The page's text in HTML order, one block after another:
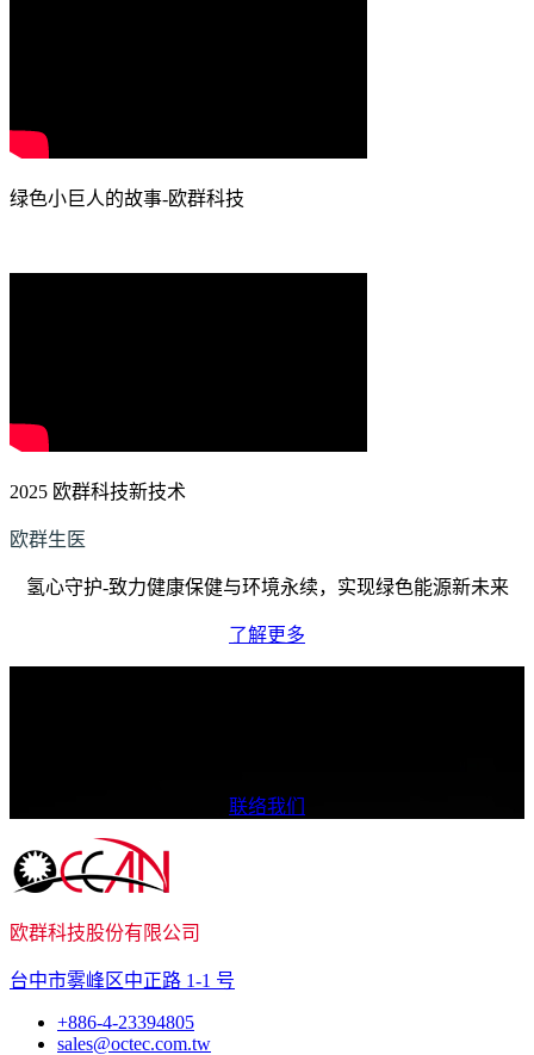
绿色小巨人的故事-欧群科技
2025 欧群科技新技术
欧群生医
氢心守护-致力健康保健与环境永续，实现绿色能源新未来
了解更多
联络我们
欧群科技股份有限公司
台中市雾峰区中正路 1-1 号
+886-4-23394805
sales@octec.com.tw